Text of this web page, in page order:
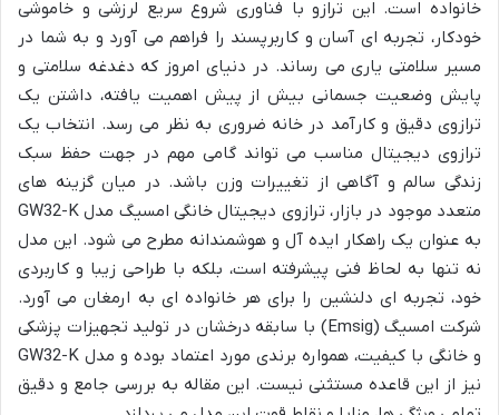
خانواده است. این ترازو با فناوری شروع سریع لرزشی و خاموشی
خودکار، تجربه ای آسان و کاربرپسند را فراهم می آورد و به شما در
مسیر سلامتی یاری می رساند. در دنیای امروز که دغدغه سلامتی و
پایش وضعیت جسمانی بیش از پیش اهمیت یافته، داشتن یک
ترازوی دقیق و کارآمد در خانه ضروری به نظر می رسد. انتخاب یک
ترازوی دیجیتال مناسب می تواند گامی مهم در جهت حفظ سبک
زندگی سالم و آگاهی از تغییرات وزن باشد. در میان گزینه های
متعدد موجود در بازار، ترازوی دیجیتال خانگی امسیگ مدل GW32-K
به عنوان یک راهکار ایده آل و هوشمندانه مطرح می شود. این مدل
نه تنها به لحاظ فنی پیشرفته است، بلکه با طراحی زیبا و کاربردی
خود، تجربه ای دلنشین را برای هر خانواده ای به ارمغان می آورد.
شرکت امسیگ (Emsig) با سابقه درخشان در تولید تجهیزات پزشکی
و خانگی با کیفیت، همواره برندی مورد اعتماد بوده و مدل GW32-K
نیز از این قاعده مستثنی نیست. این مقاله به بررسی جامع و دقیق